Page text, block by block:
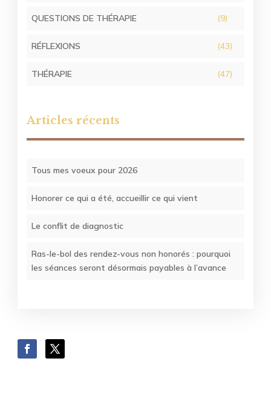
QUESTIONS DE THÉRAPIE (9)
RÉFLEXIONS (43)
THÉRAPIE (47)
Articles récents
Tous mes voeux pour 2026
Honorer ce qui a été, accueillir ce qui vient
Le conflit de diagnostic
Ras-le-bol des rendez-vous non honorés : pourquoi
les séances seront désormais payables à l’avance